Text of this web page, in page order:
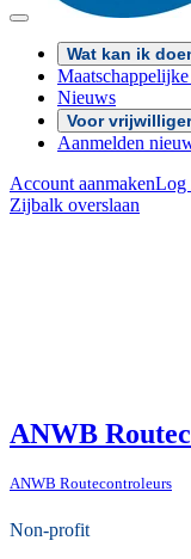
Wat kan ik
Nieuws
Voor
Aanmelden
Account aanmakenLog
Zijbalk overslaan
ANWB
ANWB Routecontroleurs
Non-profit